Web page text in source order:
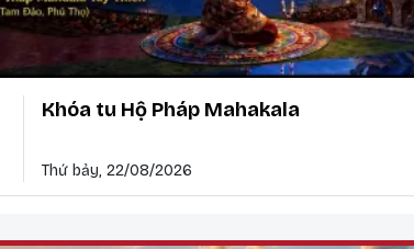
Khóa tu Hộ Pháp Mahakala
Thứ bảy, 22/08/2026